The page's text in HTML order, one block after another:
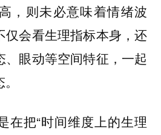
，则未必意味着情绪波
仅会看生理指标本身，还
、眼动等空间特征，一起
在把“时间维度上的生理